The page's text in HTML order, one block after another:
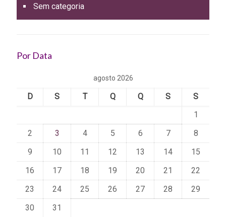
Sem categoria
Por Data
agosto 2026
D S T Q Q S
S
1
2
3 4 5 6 7
8
9
10 11 12 13 14
15
16
17 18 19 20 21
22
23
24 25 26 27 28
29
30
31